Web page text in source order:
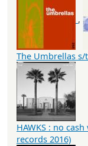
,
The Umbrellas s/
HAWKS : no
records 2016)